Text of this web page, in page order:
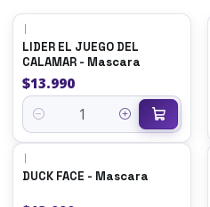
|
LIDER EL JUEGO DEL
CALAMAR - Mascara
$13.990
Cantidad
|
DUCK FACE - Mascara